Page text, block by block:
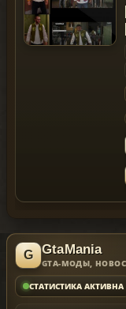
GtaMania
GTA-МОДЫ,
СТАТИСТИКА АКТИВНА